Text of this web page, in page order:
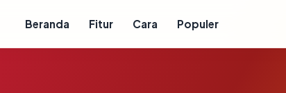
Beranda Fitur Cara Populer